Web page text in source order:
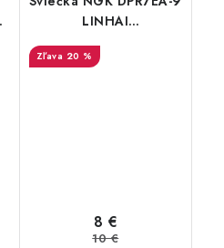
LINHAI
20 %
8 €
10 €